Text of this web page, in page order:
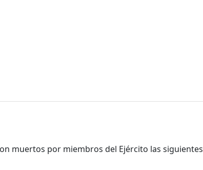
muertos por miembros del Ejército las siguientes